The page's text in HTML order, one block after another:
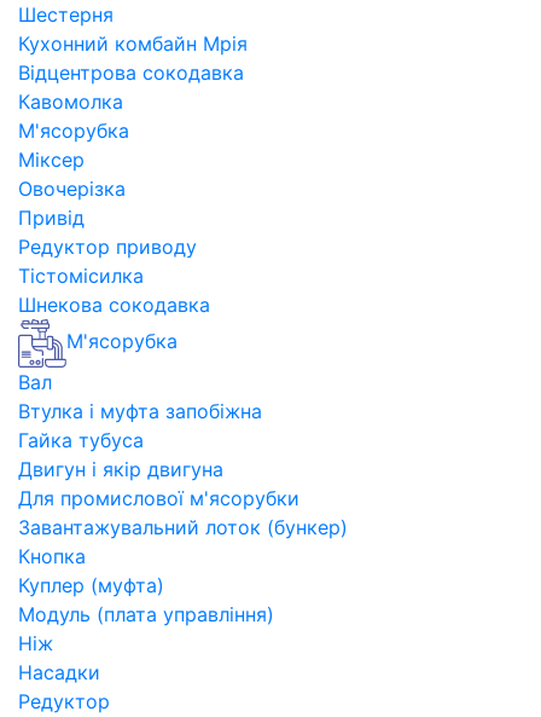
Шестерня
Кухонний комбайн Мрія
Відцентрова сокодавка
Кавомолка
М'ясорубка
Міксер
Овочерізка
Привід
Редуктор приводу
Тістомісилка
Шнекова сокодавка
М'ясорубка
Вал
Втулка і муфта запобіжна
Гайка тубуса
Двигун і якір двигуна
Для промислової м'ясорубки
Завантажувальний лоток (бункер)
Кнопка
Куплер (муфта)
Модуль (плата управління)
Ніж
Насадки
Редуктор